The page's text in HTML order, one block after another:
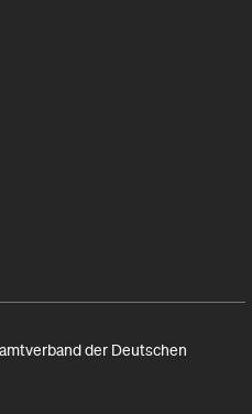
der Deutschen